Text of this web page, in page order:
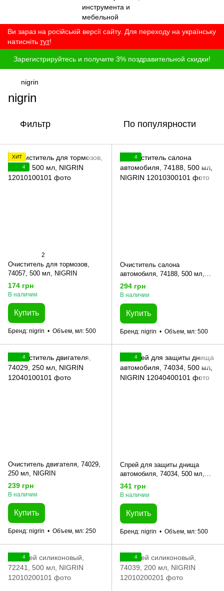
Ви зараз на російській версії сайту. Для переходу на українську
натисніть тут!
Зарегистрируйтесь и получите 3% поздравительной скидки!
nigrin
nigrin
Фильтр По популярности
ХИТ
4
2
Очиститель для тормозов,
74057, 500 мл, NIGRIN
174 грн
В наличии
Купить
Бренд nigrin Объем, мл 500
4
Очиститель салона
автомобиля, 74188, 500 мл,
NIGRIN
294 грн
В наличии
Купить
Бренд nigrin Объем, мл 500
4
Очиститель двигателя, 74029,
250 мл, NIGRIN
239 грн
В наличии
Купить
Бренд nigrin Объем, мл 250
4
Спрей для защиты днища
автомобиля, 74034, 500 мл,
NIGRIN
341 грн
В наличии
Купить
Бренд nigrin Объем, мл 500
4 4